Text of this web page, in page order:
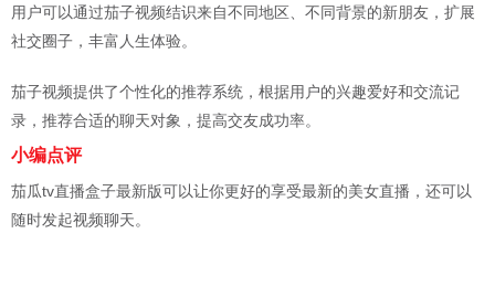
用户可以通过茄子视频结识来自不同地区、不同背景的新朋友，扩展
社交圈子，丰富人生体验。
茄子视频提供了个性化的推荐系统，根据用户的兴趣爱好和交流记
录，推荐合适的聊天对象，提高交友成功率。
小编点评
茄瓜tv直播盒子最新版可以让你更好的享受最新的美女直播，还可以
随时发起视频聊天。